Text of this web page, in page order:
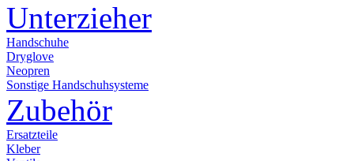
Unterzieher
Handschuhe
Dryglove
Neopren
Sonstige Handschuhsysteme
Zubehör
Ersatzteile
Kleber